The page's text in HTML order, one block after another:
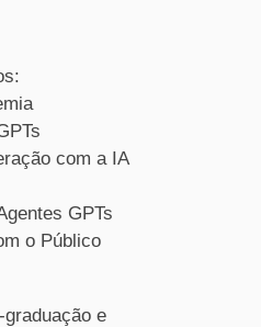
com a IA
GPTs
o Público
e